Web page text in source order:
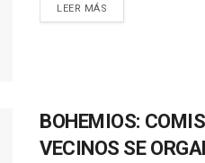
LEER MÁS
BOHEMIOS:
VECINOS SE